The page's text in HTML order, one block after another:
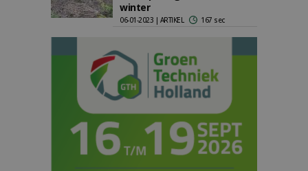
winter
06-01-2023 | ARTIKEL 167 sec